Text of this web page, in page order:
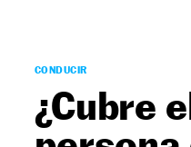
CONDUCIR
¿Cubre